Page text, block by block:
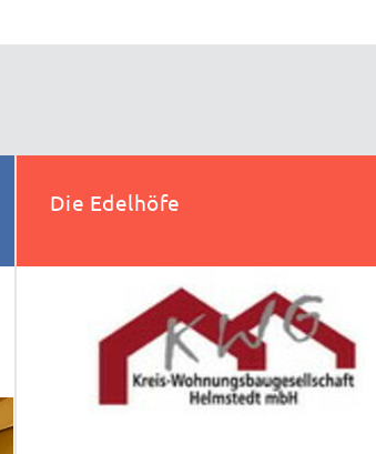
Die Edelhöfe